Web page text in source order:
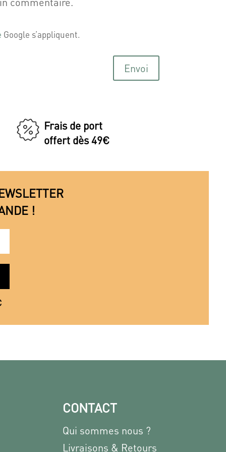
Google s’appliquent.
Envoi
Frais de port
offert dès 49€
!
CONTACT
Qui sommes nous ?
Livraisons & Retours